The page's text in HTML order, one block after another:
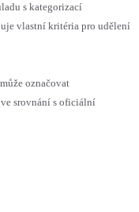
s kategorizací
vlastní kritéria pro udělení
označovat
srovnání s oficiální